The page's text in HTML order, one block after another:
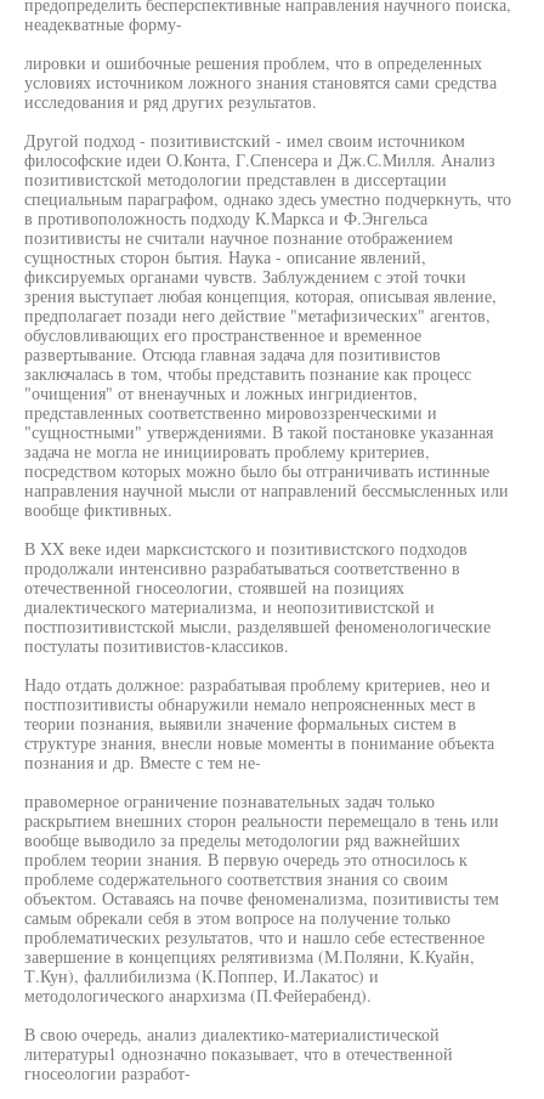
неадекватные форму-
лировки и ошибочные решения проблем, что в определенных
условиях источником ложного знания становятся сами средства
исследования и ряд других результатов.
Другой подход - позитивистский - имел своим источником
философские идеи О.Конта, Г.Спенсера и Дж.С.Милля. Анализ
позитивистской методологии представлен в диссертации
специальным параграфом, однако здесь уместно подчеркнуть, что
в противоположность подходу К.Маркса и Ф.Энгельса
позитивисты не считали научное познание отображением
сущностных сторон бытия. Наука - описание явлений,
фиксируемых органами чувств. Заблуждением с этой точки
зрения выступает любая концепция, которая, описывая явление,
предполагает позади него действие "метафизических" агентов,
обусловливающих его пространственное и временное
развертывание. Отсюда главная задача для позитивистов
заключалась в том, чтобы представить познание как процесс
"очищения" от вненаучных и ложных ингридиентов,
представленных соответственно мировоззренческими и
"сущностными" утверждениями. В такой постановке указанная
задача не могла не инициировать проблему критериев,
посредством которых можно было бы отграничивать истинные
направления научной мысли от направлений бессмысленных или
вообще фиктивных.
В XX веке идеи марксистского и позитивистского подходов
продолжали интенсивно разрабатываться соответственно в
отечественной гносеологии, стоявшей на позициях
диалектического материализма, и неопозитивистской и
постпозитивистской мысли, разделявшей феноменологические
постулаты позитивистов-классиков.
Надо отдать должное: разрабатывая проблему критериев, нео и
постпозитивисты обнаружили немало непроясненных мест в
теории познания, выявили значение формальных систем в
структуре знания, внесли новые моменты в понимание объекта
познания и др. Вместе с тем не-
правомерное ограничение познавательных задач только
раскрытием внешних сторон реальности перемещало в тень или
вообще выводило за пределы методологии ряд важнейших
проблем теории знания. В первую очередь это относилось к
проблеме содержательного соответствия знания со своим
объектом. Оставаясь на почве феноменализма, позитивисты тем
самым обрекали себя в этом вопросе на получение только
проблематических результатов, что и нашло себе естественное
завершение в концепциях релятивизма (М.Поляни, К.Куайн,
Т.Кун), фаллибилизма (К.Поппер, И.Лакатос) и
методологического анархизма (П.Фейерабенд).
В свою очередь, анализ диалектико-материалистической
литературы1 однозначно показывает, что в отечественной
гносеологии разработ-